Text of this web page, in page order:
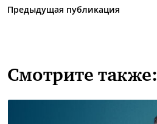
Предыдущая публикация
Смотрите также: